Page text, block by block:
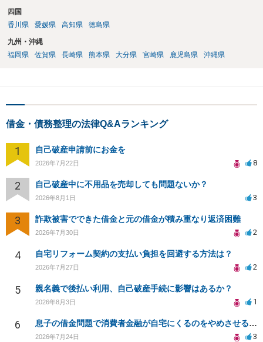
四国
香川県
愛媛県 高知県 徳島県
九州・沖縄
福岡県
佐賀県 長崎県 熊本県 大分県 宮崎県 鹿児島県 沖縄県
借金・債務整理の法律Q&Aランキング
1 自己破産申請前にお金を
2026年7月22日 8
2 自己破産中に不用品を売却しても問題ないか？
2026年8月1日 3
3 詐欺被害でできた借金と元の借金が積み重なり返済困難
2026年7月30日 2
4 自宅リフォーム契約の支払い負担を回避する方法は？
2026年7月27日 2
5 親名義で後払い利用、自己破産手続に影響はあるか？
2026年8月3日 1
6 息子の借金問題で消費者金融が自宅にくるのをやめさせる方法はないですか？
2026年7月24日 3